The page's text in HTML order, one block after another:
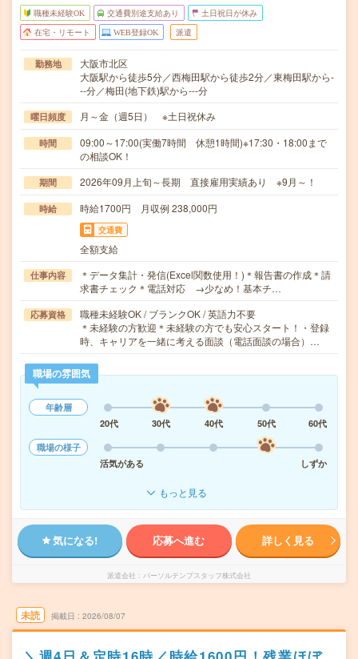
職種未経験OK 交通費別途支給あり 土日祝日が休み
在宅・リモート WEB登録OK 派遣
勤務地
大阪市北区
大阪駅から徒歩5分／西梅田駅から徒歩2分／東梅田駅から-
--分／梅田(地下鉄)駅から---分
曜日頻度 月～金（週5日） ※土日祝休み
時間
09:00～17:00(実働7時間 休憩1時間)※17:30・18:00まで
の相談OK！
期間 2026年09月上旬～長期 直接雇用実績あり ※9月～！
時給 時給1700円 月収例 238,000円
交通費
全額支給
仕事内容
＊データ集計・発信(Excel関数使用！)＊報告書の作成＊請
求書チェック＊電話対応 →少なめ！基本チ…
応募資格
職種未経験OK / ブランクOK / 英語力不要
＊未経験の方歓迎＊未経験の方でも安心スタート！・登録
時、キャリアを一緒に考える面談（電話面談の場合）…
職場の雰囲気
年齢層
20代
30代 40代 50代
60代
職場の様子
活気がある
しずか
もっと見る
気になる! 応募へ進む 詳しく見る
派遣会社 パーソルテンプスタッフ株式会社
未読 掲載日 2026/08/07